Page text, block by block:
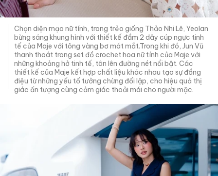
Chọn diện mạo nữ tính, trong trẻo giống Thảo Nhi Lê, Yeolan
bừng sáng khung hình với thiết kế đầm 2 dây cúp ngực tinh
tế của Maje với tông vàng bơ mát mắt.Trong khi đó, Jun Vũ
thanh thoát trong set đồ crochet hoa nữ tính của Maje với
những khoảng hở tinh tế, tôn lên đường nét nổi bật. Các
thiết kế của Maje kết hợp chất liệu khác nhau tạo sự đồng
điệu từ những yếu tố tưởng chừng đối lập, cho hiệu quả thị
giác ấn tượng cùng cảm giác thoải mái cho người mặc.